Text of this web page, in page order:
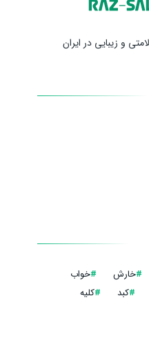
و زیبایی در ایران
#خارش #خواب
#کبد #کلیه